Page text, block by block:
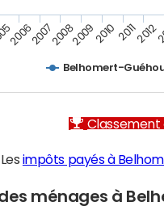
Belhomert-
20062007200820092010 20112012
Classement
impôts payés à
ménages à